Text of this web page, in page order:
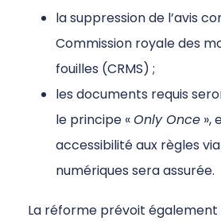
la suppression de l’avis
Commission royale des
fouilles (CRMS) ;
les documents requis
le principe «Only Once »,
accessibilité aux règles
numériques sera assurée.
La réforme prévoit